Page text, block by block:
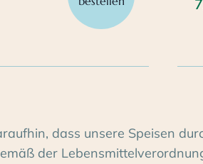
dass unsere Speisen
der